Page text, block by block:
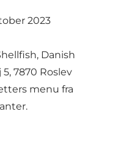
2023
Danish
7870 Roslev
menu fra